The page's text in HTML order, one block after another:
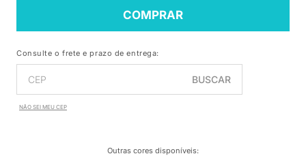
COMPRAR
Consulte o frete e prazo de entrega:
BUSCAR
NÃO SEI MEU CEP
Outras cores disponíveis: